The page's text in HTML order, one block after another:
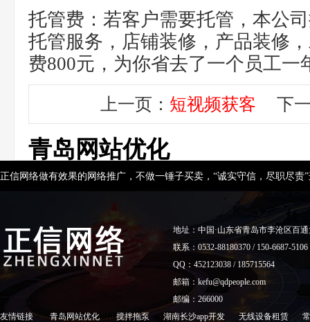
托管费：若客户需要托管，本公
托管服务，店铺装修，产品装修
费800元，为你省去了一个员工一
上一页： 短视频获客 下一
青岛网站优化
正信网络做有效果的网络推广，不做一锤子买卖，“诚实守信，尽职尽责
地址：中国·山东省青岛市李沧区百
联系：0532-88180370 / 150-6687-5106
QQ：452123038 / 185715564
邮箱：kefu@qdpeople.com
邮编：266000
友情链接
青岛网站优化 搅拌拖泵 湖南长沙app开发 无线设备租赁